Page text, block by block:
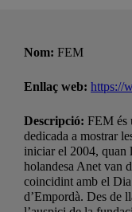
Nom: FEM
Enllaç web: https://
Descripció: FEM és
dedicada a mostrar
iniciar el 2004, quan
holandesa Anet van
coincidint amb el
d’Empordà. Des de